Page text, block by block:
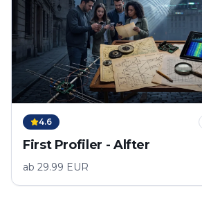
4.6
First Profiler - Alfter⁠
ab 29.99 EUR